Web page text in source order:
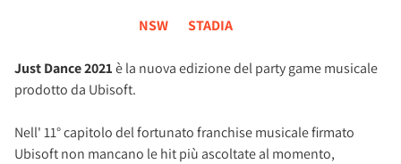
NSW
STADIA
Just Dance 2021è la nuova edizione del party game musicale
prodotto da Ubisoft.
Nell' 11° capitolo del fortunato franchise musicale firmato
Ubisoft non mancano le hit più ascoltate al momento,